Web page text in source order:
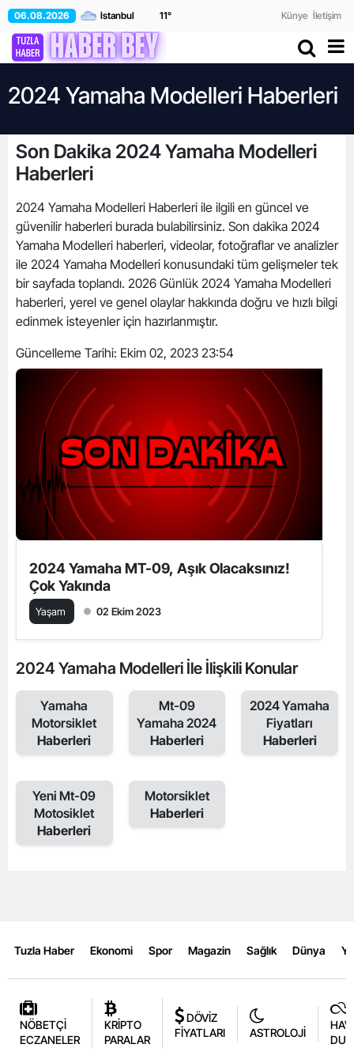
06.08.2026 11° Künye İletişim
2024 Yamaha Modelleri Haberleri
Son Dakika 2024 Yamaha Modelleri
Haberleri
2024 Yamaha Modelleri Haberleri ile ilgili en güncel ve
güvenilir haberleri burada bulabilirsiniz. Son dakika 2024
Yamaha Modelleri haberleri, videolar, fotoğraflar ve analizler
ile 2024 Yamaha Modelleri konusundaki tüm gelişmeler tek
bir sayfada toplandı. 2026 Günlük 2024 Yamaha Modelleri
haberleri, yerel ve genel olaylar hakkında doğru ve hızlı bilgi
edinmek isteyenler için hazırlanmıştır.
Güncelleme Tarihi: Ekim 02, 2023 23:54
2024 Yamaha MT-09, Aşık Olacaksınız!
Çok Yakında
Yaşam 02 Ekim 2023
2024 Yamaha Modelleri İle İlişkili Konular
Yamaha
Motorsiklet
Haberleri
Mt-09
Yamaha 2024
Haberleri
2024 Yamaha
Fiyatları
Haberleri
Yeni Mt-09
Motosiklet
Haberleri
Motorsiklet
Haberleri
Tuzla Haber Ekonomi Spor Magazin Sağlık Dünya
NÖBETÇİ
ECZANELER
KRİPTO
PARALAR
DÖVİZ
FİYATLARI
ASTROLOJİ